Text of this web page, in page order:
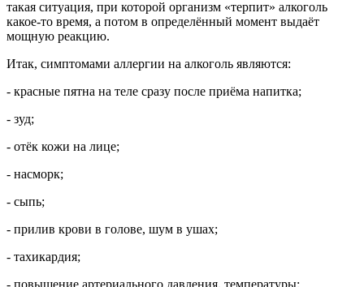
такая ситуация, при которой организм «терпит» алкоголь
какое-то время, а потом в определённый момент выдаёт
мощную реакцию.
Итак, симптомами аллергии на алкоголь являются:
- красные пятна на теле сразу после приёма напитка;
- зуд;
- отёк кожи на лице;
- насморк;
- сыпь;
- прилив крови в голове, шум в ушах;
- тахикардия;
- повышение артериального давления, температуры;